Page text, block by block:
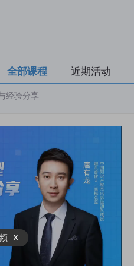
全部课程 近期活动
经验分享
x